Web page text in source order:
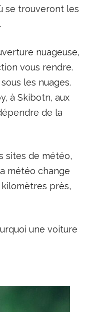
se trouveront les
nuageuse,
vous rendre.
les nuages.
à Skibotn, aux
de la
sites de météo,
météo change
kilomètres près,
une voiture